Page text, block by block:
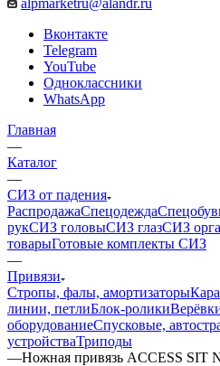
alpmarketru@alandr.ru
Вконтакте
Telegram
YouTube
Одноклассники
WhatsApp
Главная
—
Каталог
—
СИЗ от падения
РаспродажаСпецодежда
рукСИЗ головыСИЗ глазСИЗ
товарыГотовые комплекты СИЗ
—
Привязи
Стропы, фалы, амортизаторы
линии, петлиБлок-ролики
оборудованиеСпусковые,
устройстваТриподы
—Ножная привязь ACCESS SIT